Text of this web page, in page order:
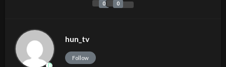
0 0
hun_tv
Follow